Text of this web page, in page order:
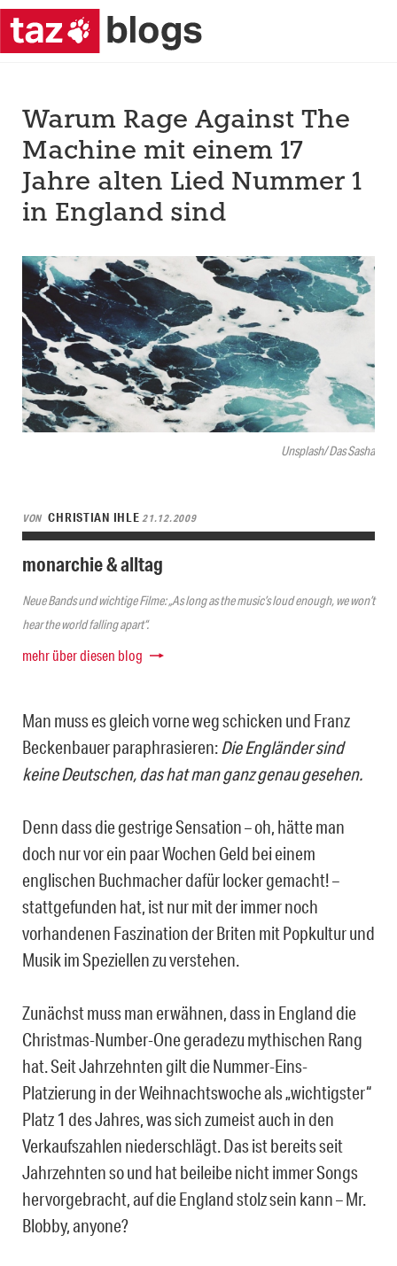
Unsplash/ Das Sasha
Warum Rage Against The
Machine mit einem 17
Jahre alten Lied Nummer 1
in England sind
VON CHRISTIAN IHLE21.12.2009
monarchie & alltag
Neue Bands und wichtige Filme: „As long as the music’s loud enough, we won’t
hear the world falling apart“.
mehr über diesen blog
Man muss es gleich vorne weg schicken und Franz
Beckenbauer paraphrasieren:Die Engländer sind
keine Deutschen, das hat man ganz genau gesehen.
Denn dass die gestrige Sensation – oh, hätte man
doch nur vor ein paar Wochen Geld bei einem
englischen Buchmacher dafür locker gemacht! –
stattgefunden hat, ist nur mit der immer noch
vorhandenen Faszination der Briten mit Popkultur und
Musik im Speziellen zu verstehen.
Zunächst muss man erwähnen, dass in England die
Christmas-Number-One geradezu mythischen Rang
hat. Seit Jahrzehnten gilt die Nummer-Eins-
Platzierung in der Weihnachtswoche als „wichtigster“
Platz 1 des Jahres, was sich zumeist auch in den
Verkaufszahlen niederschlägt. Das ist bereits seit
Jahrzehnten so und hat beileibe nicht immer Songs
hervorgebracht, auf die England stolz sein kann – Mr.
Blobby, anyone?